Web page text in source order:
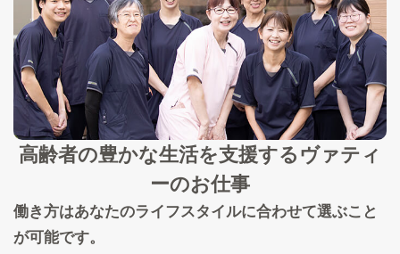
高齢者の豊かな生活を支援する ヴァティ
ーのお仕事
働き方はあなたのライフスタイルに合わせて選ぶこと
が可能です。